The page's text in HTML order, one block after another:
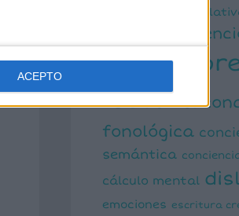
ACEPTO
actividad
lectora
fonológica
semántica
cálculo mental
emociones escritura